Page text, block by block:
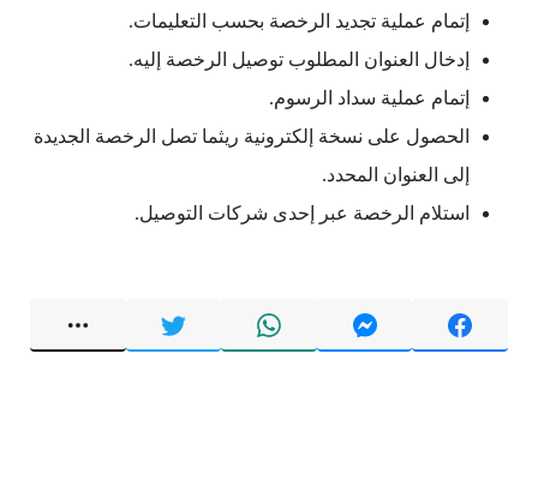
إتمام عملية تجديد الرخصة بحسب التعليمات.
إدخال العنوان المطلوب توصيل الرخصة إليه.
إتمام عملية سداد الرسوم.
الحصول على نسخة إلكترونية ريثما تصل الرخصة الجديدة
إلى العنوان المحدد.
استلام الرخصة عبر إحدى شركات التوصيل.